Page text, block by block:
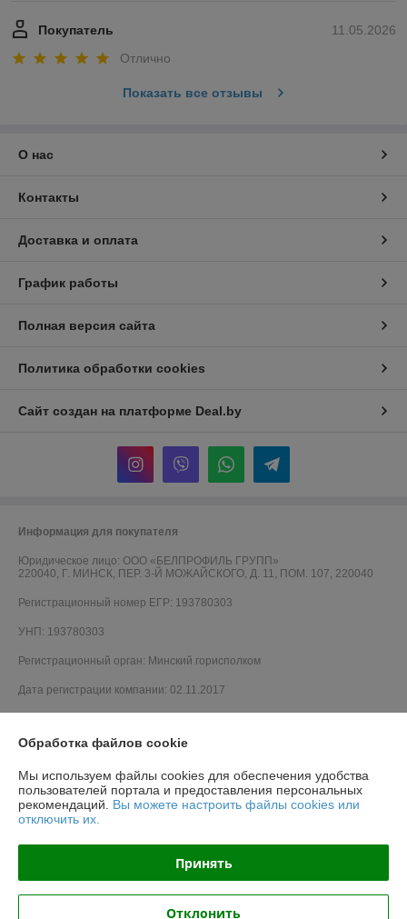
11.05.2026
Покупатель
Отлично
Показать все отзывы
О нас
Контакты
Доставка и оплата
График работы
Полная версия сайта
Политика обработки cookies
Сайт создан на платформе Deal.by
Информация для покупателя
Юридическое лицо: ООО «БЕЛПРОФИЛЬ ГРУПП»
220040, Г. МИНСК, ПЕР. 3-Й МОЖАЙСКОГО, Д. 11, ПОМ. 107, 220040
Регистрационный номер ЕГР: 193780303
УНП: 193780303
Регистрационный орган: Минский горисполком
Дата регистрации компании: 02.11.2017
Обработка файлов cookie
Мы используем файлы cookies для обеспечения удобства
пользователей портала и предоставления персональных
рекомендаций. Вы можете настроить файлы cookies или
отключить их.
Принять
Отклонить